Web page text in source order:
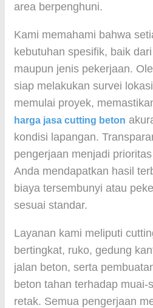
area berpenghuni.
Kami memahami bahwa
kebutuhan spesifik, baik
maupun jenis pekerjaan.
siap melakukan survei
memulai proyek,
harga jasa cutting beton
kondisi lapangan.
pengerjaan menjadi
Anda mendapatkan hasil
biaya tersembunyi atau
sesuai standar.
Layanan kami meliputi
bertingkat, ruko, gedung
jalan beton, serta
beton tahan terhadap muai-
retak. Semua pengerjaan